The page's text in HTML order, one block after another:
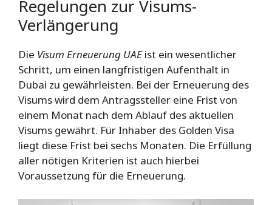
Regelungen zur Visums-
Verlängerung
Die Visum Erneuerung UAEist ein wesentlicher
Schritt, um einen langfristigen Aufenthalt in
Dubai zu gewährleisten. Bei der Erneuerung des
Visums wird dem Antragssteller eine Frist von
einem Monat nach dem Ablauf des aktuellen
Visums gewährt. Für Inhaber des Golden Visa
liegt diese Frist bei sechs Monaten. Die Erfüllung
aller nötigen Kriterien ist auch hierbei
Voraussetzung für die Erneuerung.